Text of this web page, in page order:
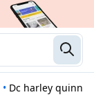
• Dc harley quinn